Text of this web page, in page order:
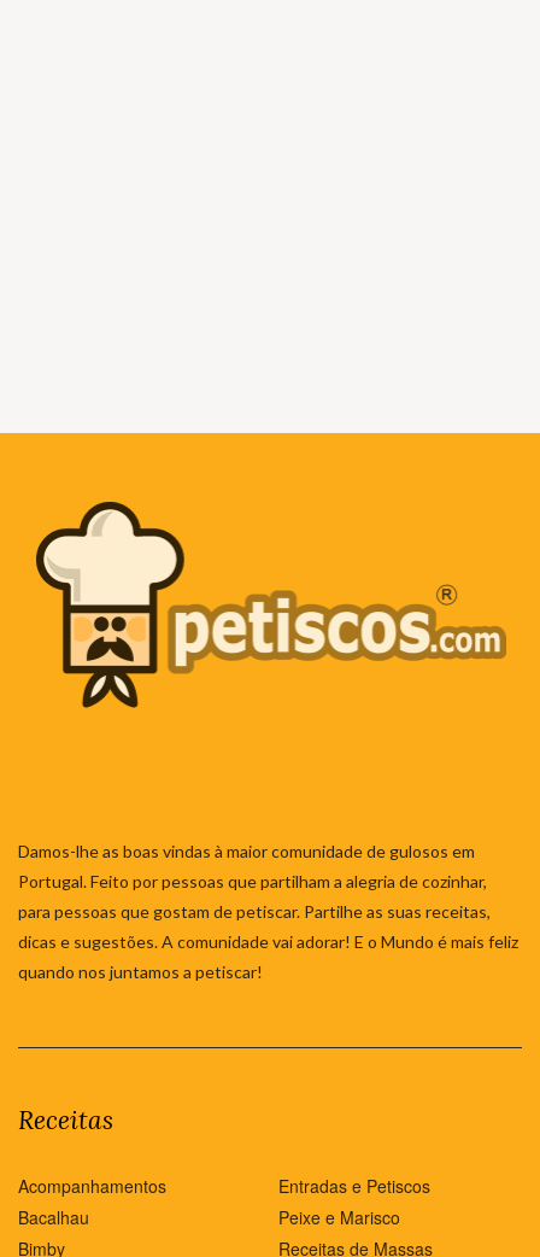
Damos-lhe as boas vindas à maior comunidade de gulosos em
Portugal. Feito por pessoas que partilham a alegria de cozinhar,
para pessoas que gostam de petiscar. Partilhe as suas receitas,
dicas e sugestões. A comunidade vai adorar! E o Mundo é mais feliz
quando nos juntamos a petiscar!
Receitas
Acompanhamentos
Bacalhau
Bimby
Entradas e Petiscos
Peixe e Marisco
Receitas de Massas